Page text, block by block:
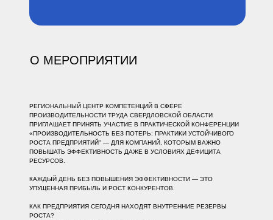
О МЕРОПРИЯТИИ
РЕГИОНАЛЬНЫЙ ЦЕНТР КОМПЕТЕНЦИЙ В СФЕРЕ
ПРОИЗВОДИТЕЛЬНОСТИ ТРУДА СВЕРДЛОВСКОЙ ОБЛАСТИ
ПРИГЛАШАЕТ ПРИНЯТЬ УЧАСТИЕ В ПРАКТИЧЕСКОЙ КОНФЕРЕНЦИИ
«ПРОИЗВОДИТЕЛЬНОСТЬ БЕЗ ПОТЕРЬ: ПРАКТИКИ УСТОЙЧИВОГО
РОСТА ПРЕДПРИЯТИЙ" — ДЛЯ КОМПАНИЙ, КОТОРЫМ ВАЖНО
ПОВЫШАТЬ ЭФФЕКТИВНОСТЬ ДАЖЕ В УСЛОВИЯХ ДЕФИЦИТА
РЕСУРСОВ.
КАЖДЫЙ ДЕНЬ БЕЗ ПОВЫШЕНИЯ ЭФФЕКТИВНОСТИ — ЭТО
УПУЩЕННАЯ ПРИБЫЛЬ И РОСТ КОНКУРЕНТОВ.
КАК ПРЕДПРИЯТИЯ СЕГОДНЯ НАХОДЯТ ВНУТРЕННИЕ РЕЗЕРВЫ
РОСТА?